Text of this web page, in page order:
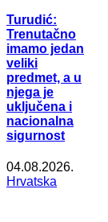
Turudić:
Trenutačno
imamo jedan
veliki
predmet, a u
njega je
uključena i
nacionalna
sigurnost
04.08.2026.
Hrvatska